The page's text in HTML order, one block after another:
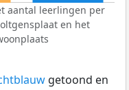
aantal leerlingen per
en het
getoond en